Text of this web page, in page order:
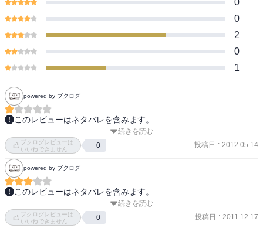
0
0
2
0
1
powered by ブクログ
このレビューはネタバレを含みます。
いろいろと肩すかし。ここのところシリーズものの一巻目に多いパ
ターンなんだけど、もっとひっぱるのかと思われた主人公達の問題
はあっさり解決。電子書籍で読んでたので残りページが分からなく
て最終ページで驚愕した。
ヒーロー本人も自分の落ち度を自覚しながら逆ギレするし、結局ヒ
ロインは譲りに譲ってヒーローたいして反省してないし、調子のい
い男と都合のいい女でよくお似合いだけど、腹の立つ読後感だっ
た。
続きを読む
ブクログレビューは
いいねできません
0 投稿日 : 2012.05.14
powered by ブクログ
このレビューはネタバレを含みます。
サバティーニ次男のルカ。内緒で子供を産んでいたのパターン。事
情があるが、ルカの方からいきなり別れ連絡もとれなくしておい
続きを読む
ブクログレビューは
いいねできません
0 投稿日 : 2011.12.17